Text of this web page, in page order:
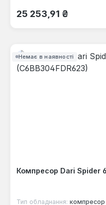
Звичайна ціна:
25 253,91 ₴
Немає в наявності
Компресор Dari Spider
Тип обладнання: компресор